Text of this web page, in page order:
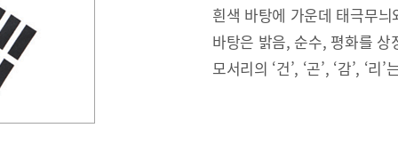
흰색 바탕에 가운데 태극무
바탕은 밝음, 순수, 평화를 상
모서리의 ‘건’, ‘곤’, ‘감’, ‘